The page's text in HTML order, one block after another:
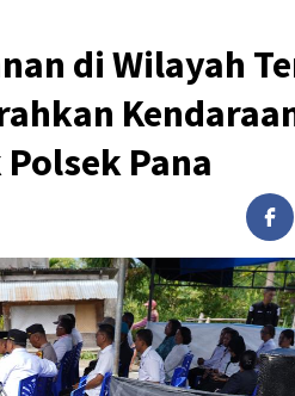
di Wilayah
Pana